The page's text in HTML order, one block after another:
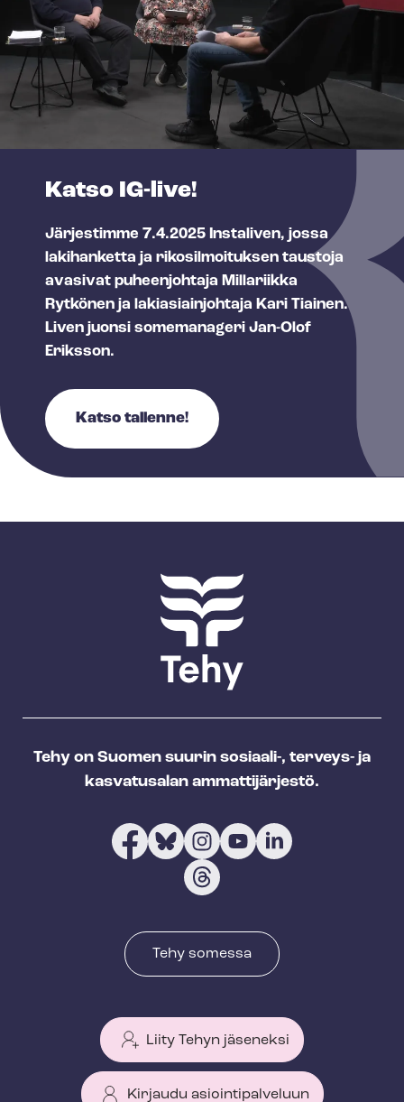
Katso IG-live!
Järjestimme 7.4.2025 Instaliven, jossa
lakihanketta ja rikosilmoituksen taustoja
avasivat puheenjohtaja Millariikka
Rytkönen ja lakiasiainjohtaja Kari Tiainen.
Liven juonsi somemanageri Jan-Olof
Eriksson.
Katso tallenne!
Tehy on Suomen suurin sosiaali-, terveys- ja
kasvatusalan ammattijärjestö.
Tehy somessa
Liity Tehyn jäseneksi
Kirjaudu asiointipalveluun